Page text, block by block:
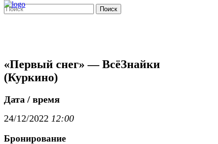
Поиск
«Первый снег» — ВсёЗнайки
(Куркино)
Дата / время
24/12/2022 12:00
Бронирование